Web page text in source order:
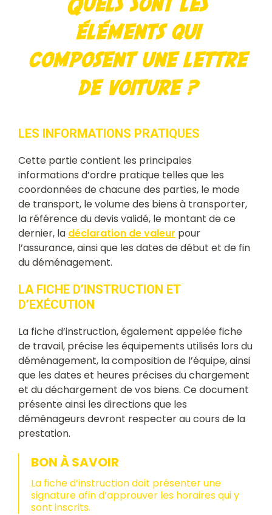
éléments qui
composent une lettre
de voiture ?
LES INFORMATIONS PRATIQUES
Cette partie contient les principales
informations d’ordre pratique telles que les
coordonnées de chacune des parties, le mode
de transport, le volume des biens à transporter,
la référence du devis validé, le montant de ce
dernier, la déclaration de valeur pour
l’assurance, ainsi que les dates de début et de fin
du déménagement.
LA FICHE D’INSTRUCTION ET
D’EXÉCUTION
La fiche d’instruction, également appelée fiche
de travail, précise les équipements utilisés lors du
déménagement, la composition de l’équipe, ainsi
que les dates et heures précises du chargement
et du déchargement de vos biens. Ce document
présente ainsi les directions que les
déménageurs devront respecter au cours de la
prestation.
BON À SAVOIR
La fiche d’instruction doit présenter une
signature afin d’approuver les horaires qui y
sont inscrits.